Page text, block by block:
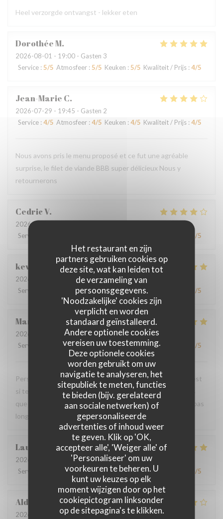
Het restaurant en zijn
partners gebruiken cookies op
deze site, wat kan leiden tot
de verzameling van
persoonsgegevens.
'Noodzakelijke' cookies zijn
verplicht en worden
standaard geïnstalleerd.
Andere optionele cookies
vereisen uw toestemming.
Deze optionele cookies
worden gebruikt om uw
navigatie te analyseren, het
sitepubliek te meten, functies
te bieden (bijv. gerelateerd
aan sociale netwerken) of
gepersonaliseerde
advertenties of inhoud weer
te geven. Klik op 'OK,
accepteer alle', 'Weiger alle' of
'Personaliseer' om uw
voorkeuren te beheren. U
kunt uw keuzes op elk
moment wijzigen door op het
cookiepictogram linksonder
op de sitepagina's te klikken.
Heel verzorgde ontvangst - lekker eten
DorothéeM
2026-08-01 - 19:00 - Gasten 3
Service : 5/5 Atmosfeer : 5/5 Keuken : 5/5 Kwaliteit / Prijs : 4/5
Jean-Marie C
2026-07-29 - 19:45 - Gasten 2
Service :4/5 Atmosfeer : 4/5 Keuken : 4/5 Kwaliteit / Prijs :4/5
Nous avons pris le menu proposé et ce fut une agréable
surprise, le filet de viande BBB super délicieux Nous y
retournerons
CedricV
2026-07-22
Service
/5
kevin
2026-07-24
- 19:00 - Gasten 4
Service
Atmosfeer: 4/5 Keuken:5/5 Kwaliteit / Prijs /5
Mandy
2026-07-18
- 20:00 - Gasten 2
Service
Atmosfeer: 5 /5 Keuken: 5/5 Kwaliteit / Prijs /5
Personnel très agréable et à l'écoute du client. La viande est
si tendre et tous les accompagnements sont exquis ! Plus
que ravis de votre restaurant et nous y reviendrons dans pas
longtemps.
Laurence M
2026-07-20
- 19:30 - Gasten 4
Service
Atmosfeer:4/5 Keuken: 5/5 Kwaliteit / Prijs /5
Aldo
2026-07-18
- 19:00 - Gasten 4